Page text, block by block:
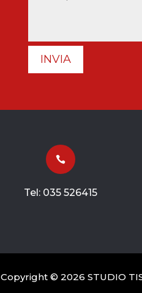
INVIA

Tel: 035 526415
Copyright © 2026 STUDIO